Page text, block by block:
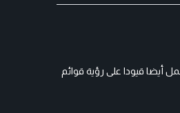
بين 13 و15 عاما (و18 عاما في بعض الدول)، وتشمل أيضا قيودا على رؤية قوائم